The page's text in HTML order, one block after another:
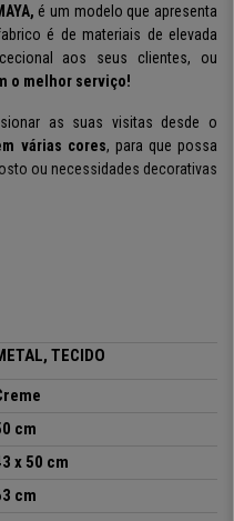
é um modelo que apresenta
é de materiais de elevada
aos seus clientes, ou
o melhor serviço!
as suas visitas desde o
várias cores, para que possa
ou necessidades decorativas
e confortáveis,
diário . A estrutura é de
estabilidade
e moderno com resistência e
. Não procure mais e compre já
TECIDO
cm
x 50 cm
cm